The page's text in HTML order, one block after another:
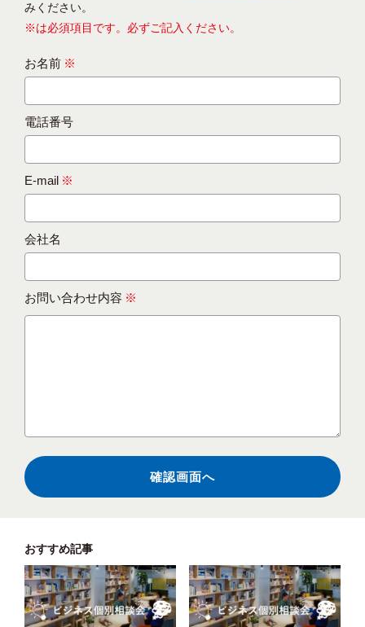
みください。
※は必須項目です。必ずご記入ください。
お名前 ※
電話番号
E-mail ※
会社名
お問い合わせ内容 ※
おすすめ記事